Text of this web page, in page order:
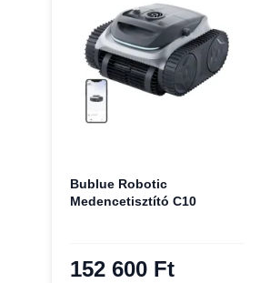
Bublue Robotic
Medencetisztító C10
152 600 Ft